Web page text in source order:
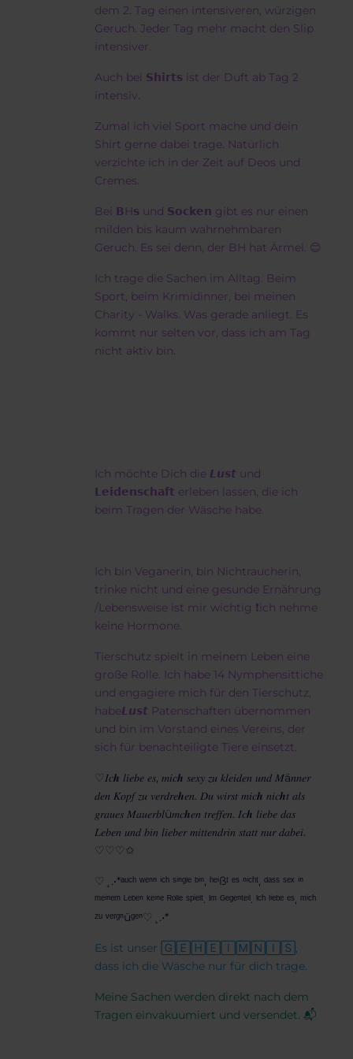
dem 2. Tag einen intensiveren, würzigen
Geruch. Jeder Tag mehr macht den Slip
intensiver.
Auch bei 𝗦𝗵𝗶𝗿𝘁𝘀 ist der Duft ab Tag 2
intensiv.
Zumal ich viel Sport mache und dein
Shirt gerne dabei trage. Natürlich
verzichte ich in der Zeit auf Deos und
Cremes.
Bei 𝗕H𝘀 und 𝗦𝗼𝗰𝗸𝗲𝗻 gibt es nur einen
milden bis kaum wahrnehmbaren
Geruch. Es sei denn, der BH hat Ärmel. 😊
Ich trage die Sachen im Alltag. Beim
Sport, beim Krimidinner, bei meinen
Charity - Walks. Was gerade anliegt. Es
kommt nur selten vor, dass ich am Tag
nicht aktiv bin.
Ich möchte Dich die 𝙇𝙪𝙨𝙩 und
𝗟𝗲𝗶𝗱𝗲𝗻𝘀𝗰𝗵𝗮𝗳𝘁 erleben lassen, die ich
beim Tragen der Wäsche habe.
Ich bin Veganerin, bin Nichtraucherin,
trinke nicht und eine gesunde Ernährung
/Lebensweise ist mir wichtig ❗ich nehme
keine Hormone.
Tierschutz spielt in meinem Leben eine
große Rolle. Ich habe 14 Nymphensittiche
und engagiere mich für den Tierschutz,
habe𝙇𝙪𝙨𝙩 Patenschaften übernommen
und bin im Vorstand eines Vereins, der
sich für benachteiligte Tiere einsetzt.
♡𝐼𝑐𝒉 𝑙𝑖𝑒𝑏𝑒 𝑒𝑠, 𝑚𝑖𝑐𝒉 𝑠𝑒𝑥𝑦 𝑧𝑢 𝑘𝑙𝑒𝑖𝑑𝑒𝑛 𝑢𝑛𝑑 𝑀ä𝑛𝑛𝑒𝑟
𝑑𝑒𝑛 𝐾𝑜𝑝𝑓 𝑧𝑢 𝑣𝑒𝑟𝑑𝑟𝑒𝒉𝑒𝑛. 𝐷𝑢 𝑤𝑖𝑟𝑠𝑡 𝑚𝑖𝑐𝒉 𝑛𝑖𝑐𝒉𝑡 𝑎𝑙𝑠
𝑔𝑟𝑎𝑢𝑒𝑠 𝑀𝑎𝑢𝑒𝑟𝑏𝑙ü𝑚𝑐𝒉𝑒𝑛 𝑡𝑟𝑒𝑓𝑓𝑒𝑛. 𝐼𝑐𝒉 𝑙𝑖𝑒𝑏𝑒 𝑑𝑎𝑠
𝐿𝑒𝑏𝑒𝑛 𝑢𝑛𝑑 𝑏𝑖𝑛 𝑙𝑖𝑒𝑏𝑒𝑟 𝑚𝑖𝑡𝑡𝑒𝑛𝑑𝑟𝑖𝑛 𝑠𝑡𝑎𝑡𝑡 𝑛𝑢𝑟 𝑑𝑎𝑏𝑒𝑖.
♡♡♡✩
♡¸.•*ᵃᵘᶜʰ ʷᵉⁿⁿ ⁱᶜʰ ˢⁱⁿᵍˡᵉ ᵇⁱⁿ, ʰᵉⁱßᵗ ᵉˢ ⁿⁱᶜʰᵗ, ᵈᵃˢˢ ˢᵉˣ ⁱⁿ
ᵐᵉⁱⁿᵉᵐ ᴸᵉᵇᵉⁿ ᵏᵉⁱⁿᵉ ᴿᵒˡˡᵉ ˢᵖⁱᵉˡᵗ. ᴵᵐ ᴳᵉᵍᵉⁿᵗᵉⁱˡ. ᴵᶜʰ ˡⁱᵉᵇᵉ ᵉˢ, ᵐⁱᶜʰ
ᶻᵘ ᵛᵉʳᵍⁿüᵍᵉⁿ♡¸.•*
Es ist unser 🄶🄴🄷🄴🄸🄼🄽🄸🅂,
dass ich die Wäsche nur für dich trage.
Meine Sachen werden direkt nach dem
Tragen einvakuumiert und versendet. 📬